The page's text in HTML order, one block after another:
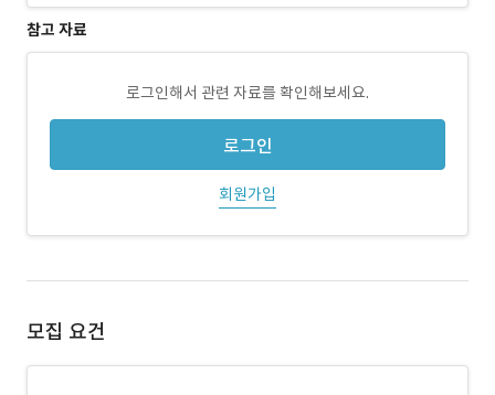
참고 자료
로그인해서 관련 자료를 확인해보세요.
로그인
회원가입
모집 요건